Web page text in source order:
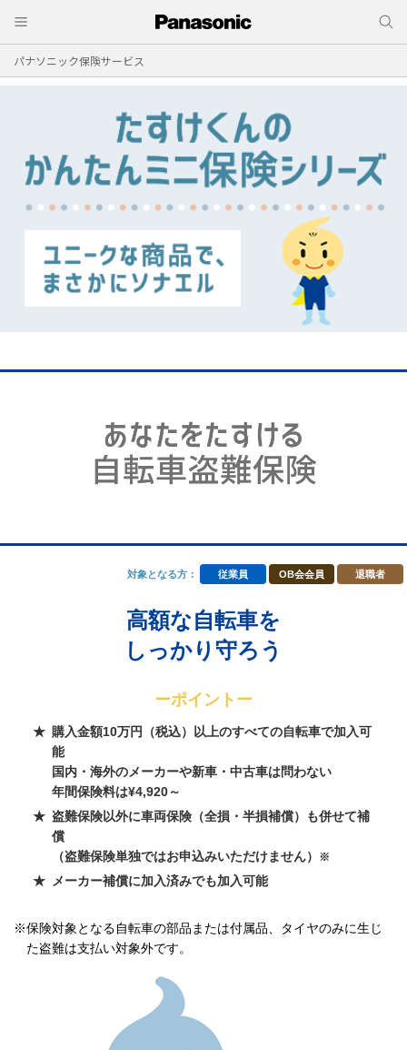
パナソニック保険サービス
対象となる方： 従業員 OB会会員 退職者
高額な自転車を
しっかり守ろう
ーポイントー
購入金額10万円（税込）以上のすべての自転車で加入可
能
国内・海外のメーカーや新車・中古車は問わない
年間保険料は¥4,920～
盗難保険以外に車両保険（全損・半損補償）も併せて補
償
（盗難保険単独ではお申込みいただけません）
※
メーカー補償に加入済みでも加入可能
※保険対象となる自転車の部品または付属品、タイヤのみに生じ
た盗難は支払い対象外です。